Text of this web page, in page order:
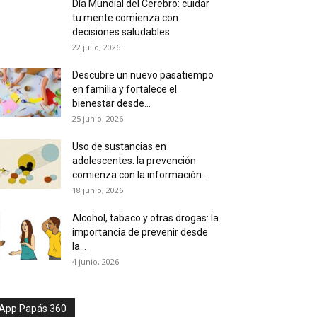
Día Mundial del Cerebro: cuidar
tu mente comienza con
decisiones saludables
22 julio, 2026
Descubre un nuevo pasatiempo
en familia y fortalece el
bienestar desde...
25 junio, 2026
Uso de sustancias en
adolescentes: la prevención
comienza con la información...
18 junio, 2026
Alcohol, tabaco y otras drogas: la
importancia de prevenir desde
la...
4 junio, 2026
Papás 360